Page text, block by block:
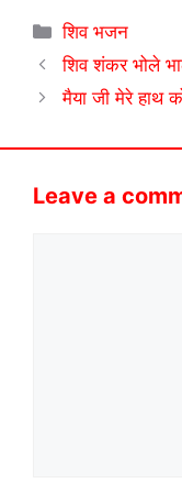
Categories
शिव भजन
शिव शंकर भोले
मैया जी मेरे हाथ
Leave a